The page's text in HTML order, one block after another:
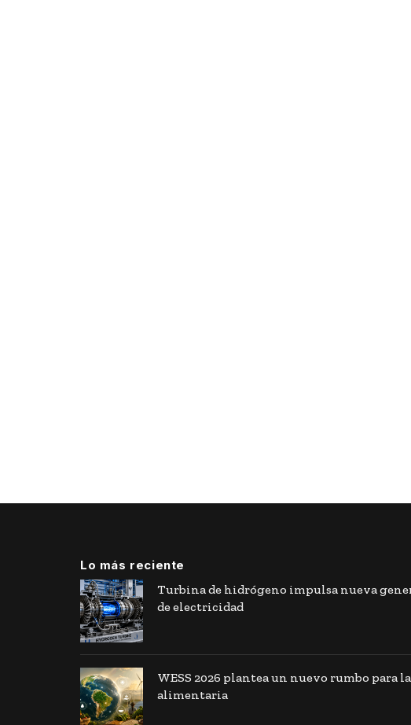
Lo más reciente
Turbina de hidrógeno impulsa nueva
de electricidad
WESS 2026 plantea un nuevo rumbo para
alimentaria